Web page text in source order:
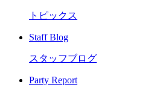
トピックス
Staff Blog
スタッフブログ
Party Report